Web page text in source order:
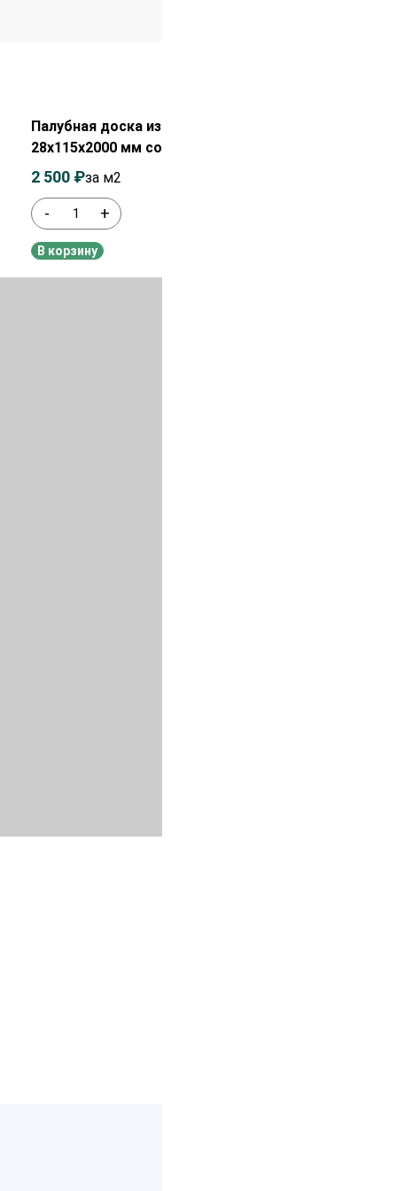
Палубная доска из лиственницы
28х115х2000 мм сорт Прима
- +
2 500 ₽за м2
В корзину